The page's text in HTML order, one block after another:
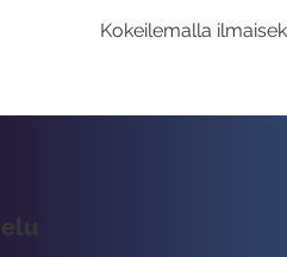
Kokeilemalla